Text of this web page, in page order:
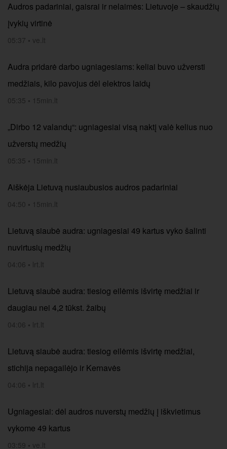
Audros padariniai, gaisrai ir nelaimės: Lietuvoje – skaudžių
įvykių virtinė
05:37 • ve.lt
Audra pridarė darbo ugniagesiams: keliai buvo užversti
medžiais, kilo pavojus dėl elektros laidų
05:35 • 15min.lt
„Dirbo 12 valandų“: ugniagesiai visą naktį valė kelius nuo
užverstų medžių
05:35 • 15min.lt
Aiškėja Lietuvą nusiaubusios audros padariniai
04:50 • 15min.lt
Lietuvą siaubė audra: ugniagesiai 49 kartus vyko šalinti
nuvirtusių medžių
04:06 • lrt.lt
Lietuvą siaubė audra: tiesiog eilėmis išvirtę medžiai ir
daugiau nei 4,2 tūkst. žaibų
04:06 • lrt.lt
Lietuvą siaubė audra: tiesiog eilėmis išvirtę medžiai,
stichija nepagailėjo ir Kernavės
04:06 • lrt.lt
Ugniagesiai: dėl audros nuverstų medžių į iškvietimus
vykome 49 kartus
03:59 • ve.lt